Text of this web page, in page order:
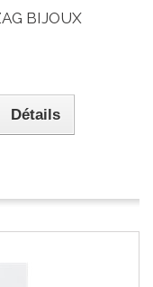
BIJOUX
Détails